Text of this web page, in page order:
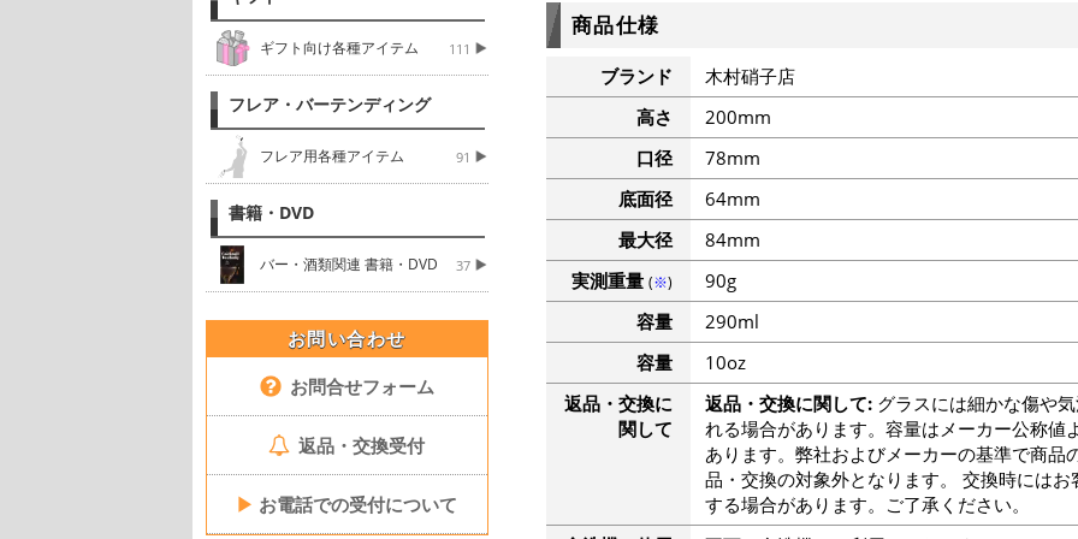
ギフト向け各種アイテム 111
フレア・バーテンディング
フレア用各種アイテム 91
書籍・DVD
バー・酒類関連 書籍・DVD 37
お問い合わせ
お問合せフォーム
返品・交換受付
▶ お電話での受付について
商品仕様
ブランド
木村硝子店
高さ
200mm
口径
78mm
底面径
64mm
最大径
84mm
実測重量 (※)
90g
容量
290ml
容量
10oz
返品・交換に
関して
返品・交換に関して:グラスには細かな傷や
れる場合があります。容量はメーカー公称値
あります。弊社およびメーカーの基準で商品
品・交換の対象外となります。 交換時には
する場合があります。ご了承ください。